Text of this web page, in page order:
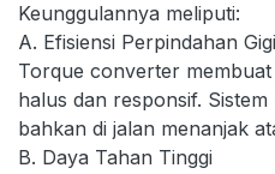
Keunggulannya meliputi:
A. Efisiensi Perpindahan Gigi
Torque converter
halus dan responsif.
bahkan di jalan menanjak
B. Daya Tahan Tinggi